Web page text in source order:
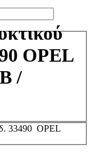
OPEL
/
33490 OPEL